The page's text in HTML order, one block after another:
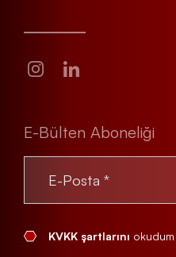
E-Bülten Aboneliği
KVKK şartlarını